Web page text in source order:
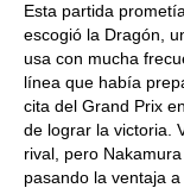
Esta partida
escogió la Dragón,
usa con mucha
línea que había
cita del Grand Prix
de lograr la victoria.
rival, pero
pasando la ventaja